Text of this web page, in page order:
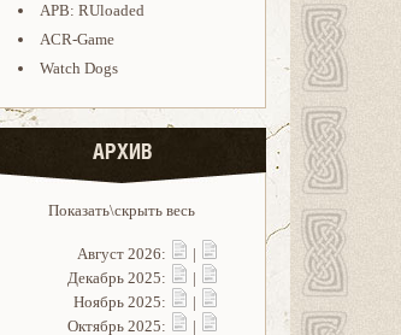
APB: RUloaded
ACR-Game
Watch Dogs
АРХИВ
Показать\скрыть весь
Август 2026:
|
Декабрь 2025:
|
Ноябрь 2025:
|
Октябрь 2025:
|